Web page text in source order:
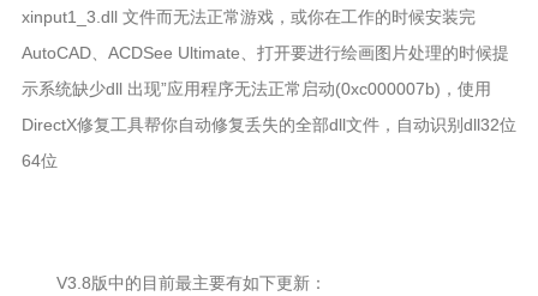
xinput1_3.dll 文件而无法正常游戏，或你在工作的时候安装完
AutoCAD、ACDSee Ultimate、打开要进行绘画图片处理的时候提
示系统缺少dll 出现”应用程序无法正常启动(0xc000007b)，使用
DirectX修复工具帮你自动修复丢失的全部dll文件，自动识别dll32位
64位
V3.8版中的目前最主要有如下更新：
电子负载
嵌入式